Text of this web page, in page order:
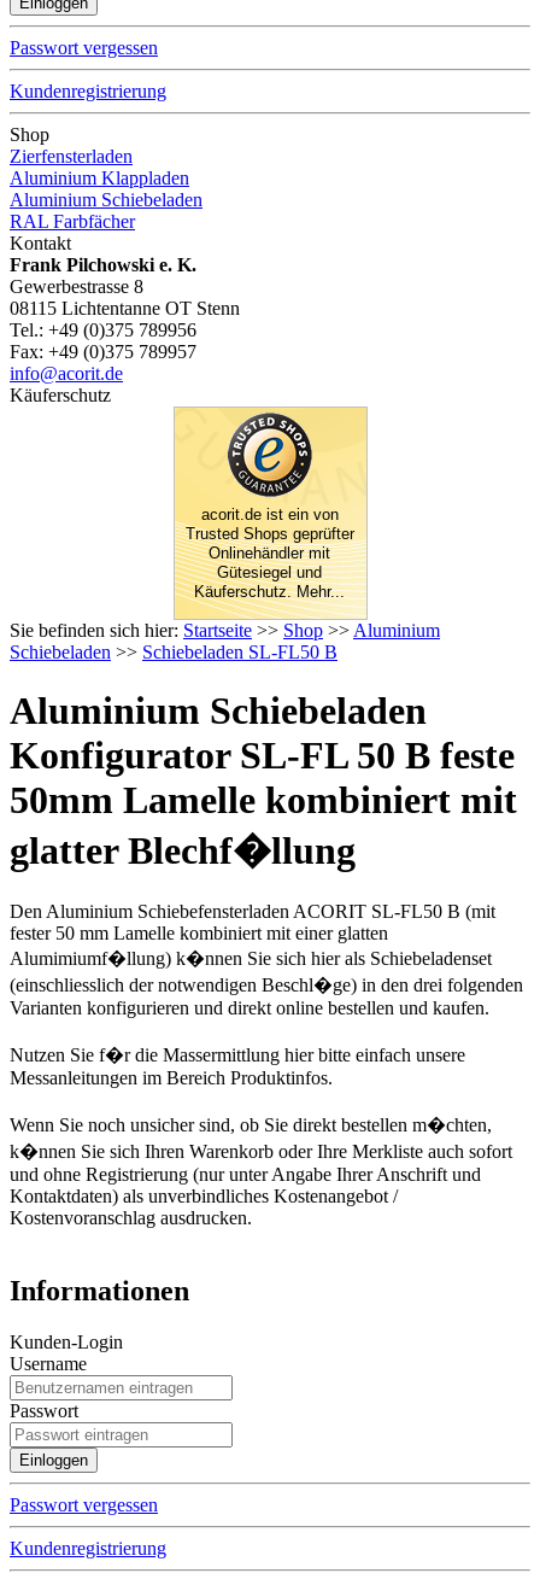
Passwort vergessen
Kundenregistrierung
Shop
Zierfensterladen
Aluminium Klappladen
Aluminium Schiebeladen
RAL Farbfächer
Kontakt
Frank Pilchowski e. K.
Gewerbestrasse 8
08115 Lichtentanne OT Stenn
Tel.: +49 (0)375 789956
Fax: +49 (0)375 789957
info@acorit.de
Käuferschutz
acorit.de ist ein von
Trusted Shops geprüfter
Onlinehändler mit
Gütesiegel und
Käuferschutz. Mehr...
Sie befinden sich hier: Startseite >> Shop >> Aluminium
Schiebeladen >> Schiebeladen SL-FL50 B
Aluminium Schiebeladen
Konfigurator SL-FL 50 B feste
50mm Lamelle kombiniert mit
glatter Blechf�llung
Den Aluminium Schiebefensterladen ACORIT SL-FL50 B (mit
fester 50 mm Lamelle kombiniert mit einer glatten
Alumimiumf�llung) k�nnen Sie sich hier als Schiebeladenset
(einschliesslich der notwendigen Beschl�ge) in den drei folgenden
Varianten konfigurieren und direkt online bestellen und kaufen.
Nutzen Sie f�r die Massermittlung hier bitte einfach unsere
Messanleitungen im Bereich Produktinfos.
Wenn Sie noch unsicher sind, ob Sie direkt bestellen m�chten,
k�nnen Sie sich Ihren Warenkorb oder Ihre Merkliste auch sofort
und ohne Registrierung (nur unter Angabe Ihrer Anschrift und
Kontaktdaten) als unverbindliches Kostenangebot /
Kostenvoranschlag ausdrucken.
Informationen
Kunden-Login
Username
Passwort
Passwort vergessen
Kundenregistrierung